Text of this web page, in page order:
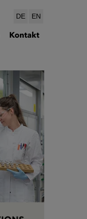
DE EN
Kontakt